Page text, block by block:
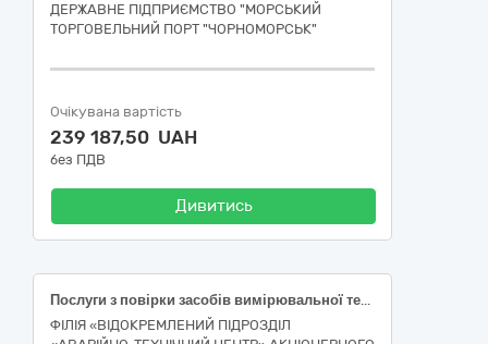
ДЕРЖАВНЕ ПІДПРИЄМСТВО "МОРСЬКИЙ
ТОРГОВЕЛЬНИЙ ПОРТ "ЧОРНОМОРСЬК"
Очікувана вартість
239 187,50 UAH
без ПДВ
Дивитись
Послуги з повірки засобів вимірювальної техніки служби експлуатації газотурбінної електростанції та засобів вимірювальної техніки філії "ВП АТЦ"
ФІЛІЯ «ВІДОКРЕМЛЕНИЙ ПІДРОЗДІЛ